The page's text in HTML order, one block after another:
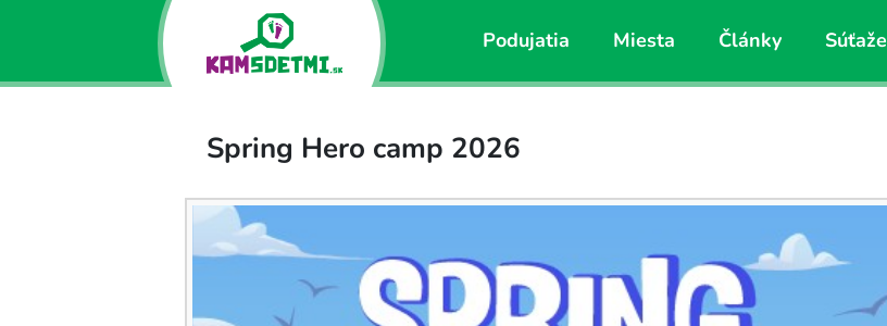
Podujatia Miesta Články Súťaže
Spring Hero camp 2026